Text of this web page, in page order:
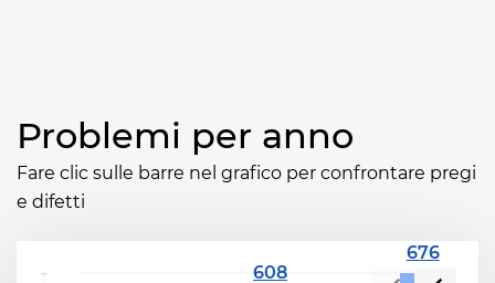
Problemi per anno
Fare clic sulle barre nel grafico per confrontare pregi
e difetti